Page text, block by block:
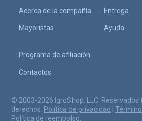
Acerca de la compañía
Mayoristas
Entrega
Ayuda
Programa de afiliación
Contactos
© 2003-2026 IgroShop, LLC. Reservados
derechos. Política de privacidad |
Política de reembolso